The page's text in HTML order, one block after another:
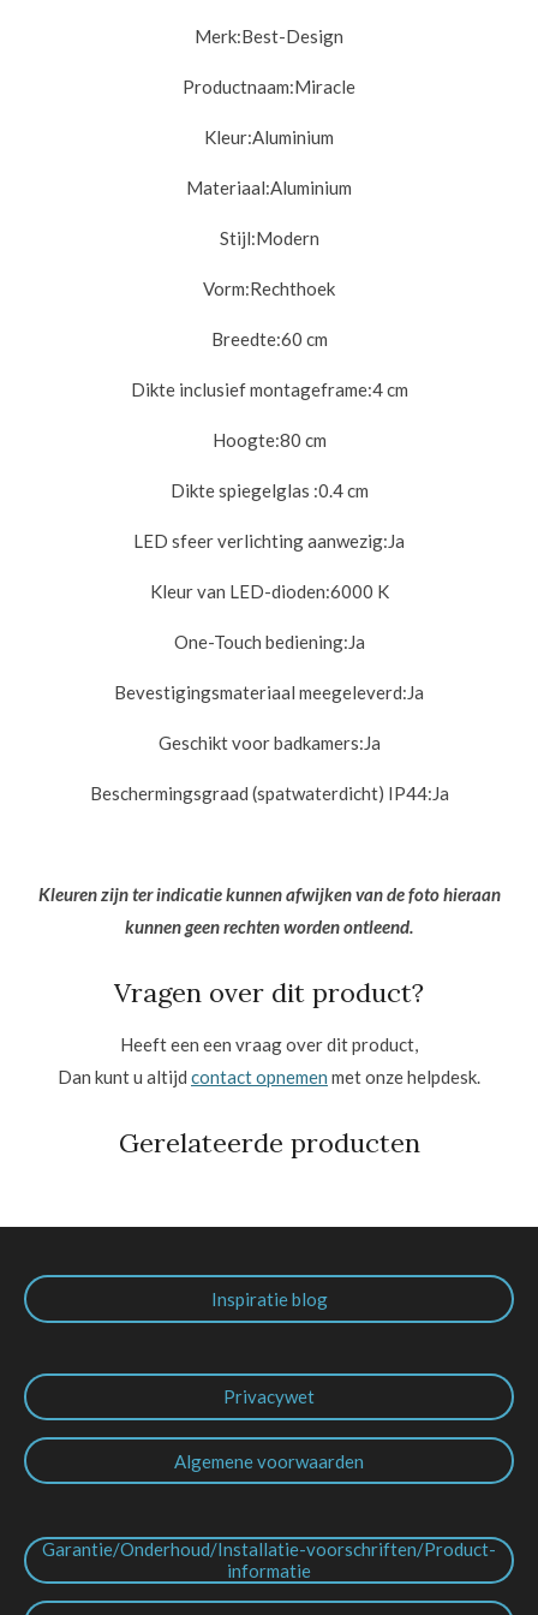
Merk:Best-Design
Productnaam:Miracle
Kleur:Aluminium
Materiaal:Aluminium
Stijl:Modern
Vorm:Rechthoek
Breedte:60 cm
Dikte inclusief montageframe:4 cm
Hoogte:80 cm
Dikte spiegelglas :0.4 cm
LED sfeer verlichting aanwezig:Ja
Kleur van LED-dioden:6000 K
One-Touch bediening:Ja
Bevestigingsmateriaal meegeleverd:Ja
Geschikt voor badkamers:Ja
Beschermingsgraad (spatwaterdicht) IP44:Ja
Kleuren zijn ter indicatie kunnen afwijken van de foto hieraan
kunnen geen rechten worden ontleend.
Vragen over dit product?
Heeft een een vraag over dit product,
Dan kunt u altijd contact opnemen met onze helpdesk.
Gerelateerde producten
Inspiratie blog
Privacywet
Algemene voorwaarden
Garantie/Onderhoud/Installatie-voorschriften/Product-
informatie